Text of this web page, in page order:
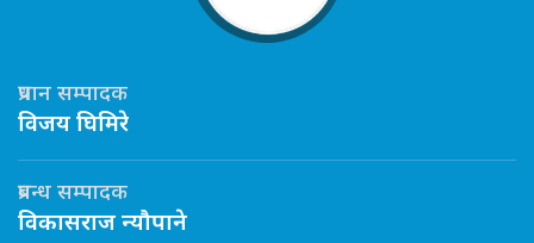
प्रधान सम्पादक
विजय घिमिरे
प्रबन्ध सम्पादक
विकासराज न्यौपाने